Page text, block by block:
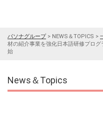
パソナグループ> NEWS＆TOPICS >
材の紹介事業を強化日本語研修プロ
始
News＆Topics